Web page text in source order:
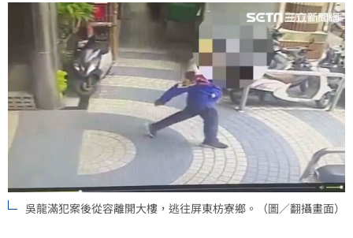
吳龍滿犯案後從容離開大樓，逃往屏東枋寮鄉。（圖／翻攝畫面）